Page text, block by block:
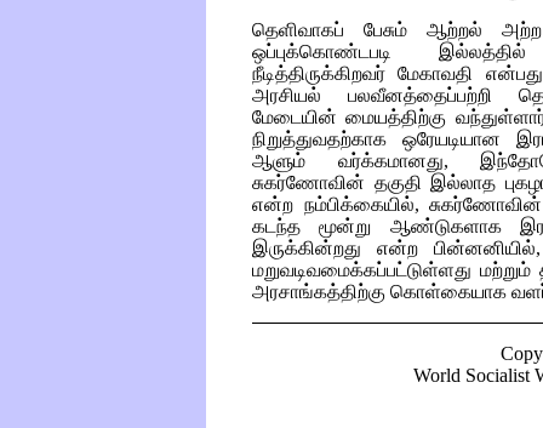
தெளிவாகப் பேசும் ஆற்றல்
ஒப்புக்கொண்டபடி
நீடித்திருக்கிறவர் மேகாவதி
அரசியல் பலவீனத்தைப்பற்றி
மேடையின் மையத்திற்கு
நிறுத்துவதற்காக ஒரேயடியான
ஆளும் வர்க்கமானது,
சுகர்ணோவின் தகுதி இல்லாத
என்ற நம்பிக்கையில்,
கடந்த மூன்று ஆண்டுகளாக
இருக்கின்றது என்ற
மறுவடிவமைக்கப்பட்டுள்ளது மற்றும்
அரசாங்கத்திற்கு கொள்கையாக
World Socialist